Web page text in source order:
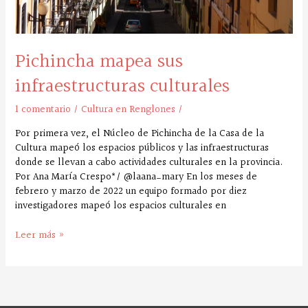
Pichincha mapea sus
infraestructuras culturales
1 comentario / Cultura en Renglones /
Por primera vez, el Núcleo de Pichincha de la Casa de la
Cultura mapeó los espacios públicos y las infraestructuras
donde se llevan a cabo actividades culturales en la provincia.
Por Ana María Crespo*/ @laana_mary En los meses de
febrero y marzo de 2022 un equipo formado por diez
investigadores mapeó los espacios culturales en
Leer más »